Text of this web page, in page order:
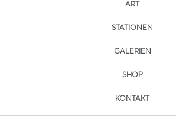
ART
STATIONEN
GALERIEN
SHOP
KONTAKT